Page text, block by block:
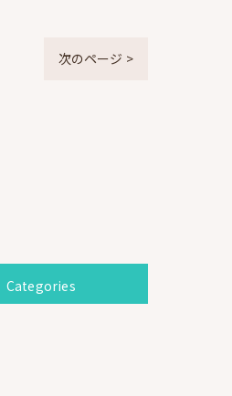
次のページ >
Categories